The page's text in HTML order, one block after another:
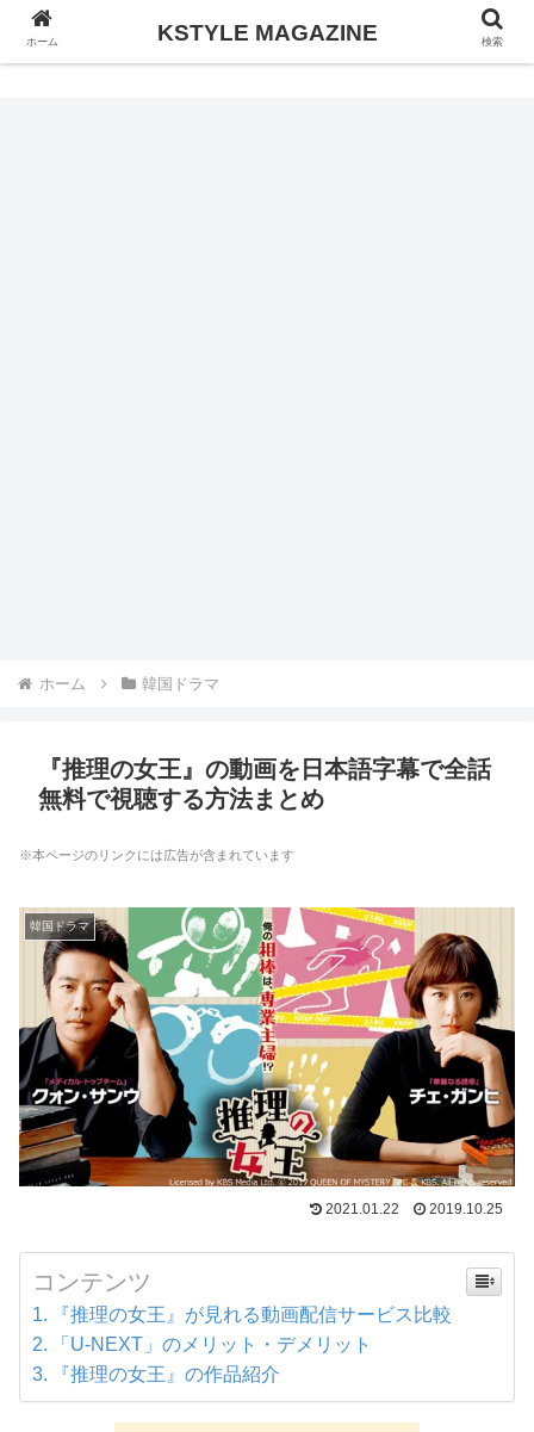
KSTYLE MAGAZINE
ホーム 韓国ドラマ
『推理の女王』の動画を日本語字幕で全話
無料で視聴する方法まとめ
※本ページのリンクには広告が含まれています
韓国ドラマ
2021.01.22 2019.10.25
コンテンツ
『推理の女王』が見れる動画配信サービス比較
「U-NEXT」のメリット・デメリット
『推理の女王』の作品紹介
ホーム KSTYLE MAGAZINE 検索